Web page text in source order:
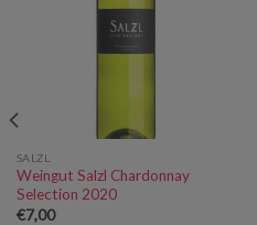
SALZL
Weingut Salzl Chardonnay
Selection 2020
€7,00